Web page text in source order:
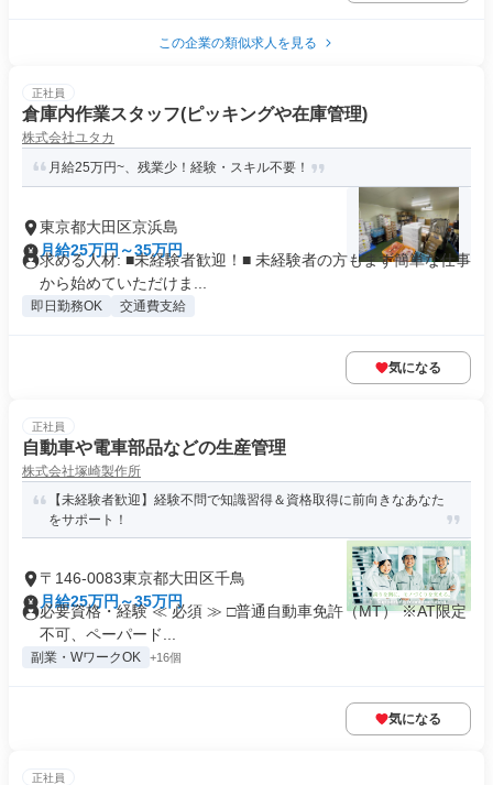
この企業の類似求人を見る
正社員
倉庫内作業スタッフ(ピッキングや在庫管理)
株式会社ユタカ
月給25万円~、残業少！経験・スキル不要！
東京都大田区京浜島
月給25万円～35万円
求める人材: ■未経験者歓迎！■ 未経験者の方もまず簡単な仕事
から始めていただけま...
即日勤務OK 交通費支給
気になる
正社員
自動車や電車部品などの生産管理
株式会社塚崎製作所
【未経験者歓迎】経験不問で知識習得＆資格取得に前向きなあなた
をサポート！
〒146-0083東京都大田区千鳥
月給25万円～35万円
必要資格・経験 ≪ 必須 ≫ □普通自動車免許（MT） ※AT限定
不可、ペーパード...
副業・WワークOK +16個
気になる
正社員